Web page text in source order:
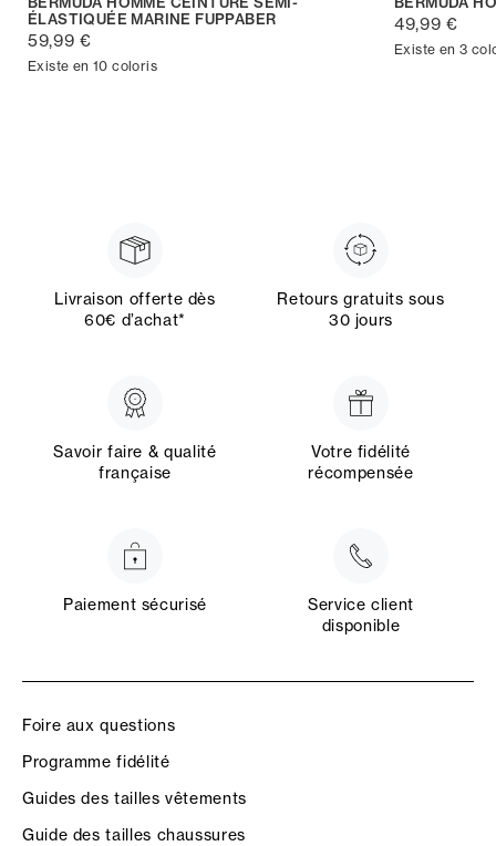
ÉLASTIQUÉE MARINE FUPPABER
59,99 €
Existe en 10 coloris
49,99 €
Existe en 3
Livraison offerte dès
60€ d’achat*
Retours gratuits sous
30 jours
Savoir faire & qualité
française
Votre fidélité
récompensée
Paiement sécurisé
Service client
disponible
Foire aux questions
Programme fidélité
Guides des tailles vêtements
Guide des tailles chaussures